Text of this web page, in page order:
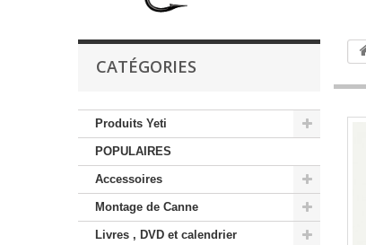
CATÉGORIES
Produits Yeti
POPULAIRES
Accessoires
Montage de Canne
Livres , DVD et calendrier